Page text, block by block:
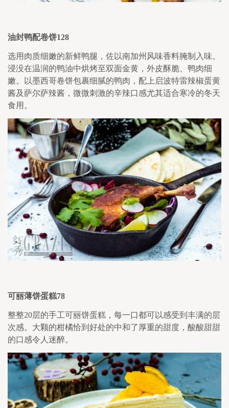
油封鸭配卷饼128
选用肉质细嫩的新鲜鸭腿，佐以南加州风味香料腌制入味。
浸没在温润的鸭油中烘烤至双面金黄，外皮酥脆、鸭肉细
嫩。以墨西哥卷饼包裹细腻的鸭肉，配上启波特雷辣椒蛋黄
酱及萨尔萨辣酱，微微刺激的辛辣口感尤其适合寒冷的冬天
食用。
可丽薄饼蛋糕78
整整20层的手工可丽饼蛋糕，每一口都可以感受到丰满的层
次感。大颗的柑橘恰到好处的中和了厚重的甜度，酸酸甜甜
的口感令人迷醉。